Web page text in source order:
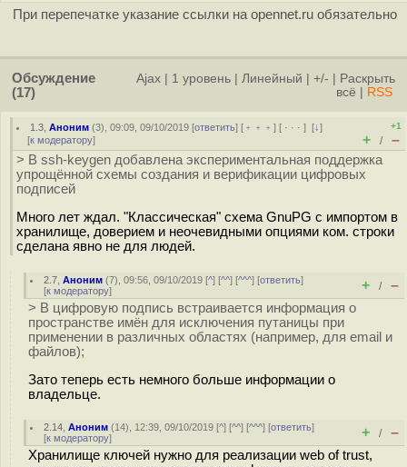
При перепечатке указание ссылки на opennet.ru обязательно
Обсуждение
(17)
Ajax 1 уровень Линейный +/-
Раскрыть
всё
RSS
1.3 ,Аноним (3), 09:09, 09/10/2019 [ответить] [ ﹢﹢﹢] [ · · ·][↓]
[к модератору]
+1
+ / –
> В ssh-keygen добавлена экспериментальная поддержка
упрощённой схемы создания и верификации цифровых
подписей
Много лет ждал. "Классическая" схема GnuPG с импортом в
хранилище, доверием и неочевидными опциями ком. строки
сделана явно не для людей.
2.7 ,Аноним (7), 09:56, 09/10/2019 [^] [^^] [^^^] [ответить]
[к модератору] + / –
> В цифровую подпись встраивается информация о
пространстве имён для исключения путаницы при
применении в различных областях (например, для email и
файлов);
Зато теперь есть немного больше информации о
владельце.
2.14 ,Аноним (14), 12:39, 09/10/2019 [^] [^^] [^^^] [ответить]
[к модератору] + / –
Хранилище ключей нужно для реализации web of trust,